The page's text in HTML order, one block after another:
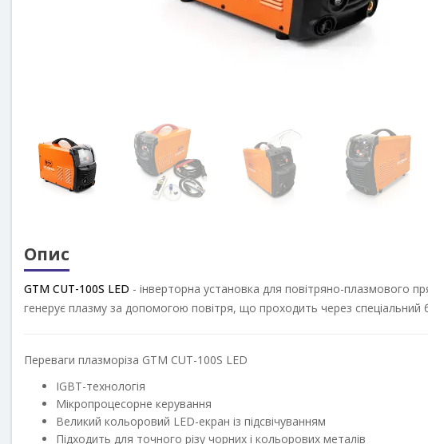
Опис
GTM CUT-100S LED - інверторна установка для повітряно-плазмового
генерує плазму за допомогою повітря, що проходить через спеціальний
Переваги плазморіза GTM CUT-100S LED
IGBT-технологія
Мікропроцесорне керування
Великий кольоровий LED-екран із підсвічуванням
Підходить для точного різу чорних і кольорових металів